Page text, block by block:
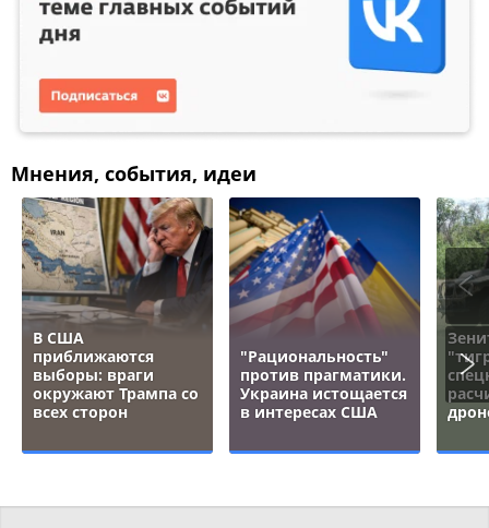
Мнения, события, идеи
В США
приближаются
выборы: враги
окружают Трампа со
всех сторон
"Рациональность"
против прагматики.
Украина истощается
в интересах США